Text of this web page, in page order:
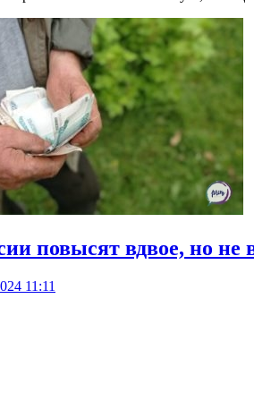
повысят вдвое, но не
11:11